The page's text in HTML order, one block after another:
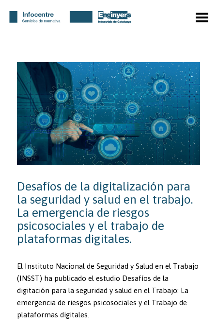
Menú
Desafíos de la digitalización para
la seguridad y salud en el trabajo.
La emergencia de riesgos
psicosociales y el trabajo de
plataformas digitales.
El Instituto Nacional de Seguridad y Salud en el Trabajo
(INSST) ha publicado el estudio Desafíos de la
digitación para la seguridad y salud en el Trabajo: La
emergencia de riesgos psicosociales y el Trabajo de
plataformas digitales.